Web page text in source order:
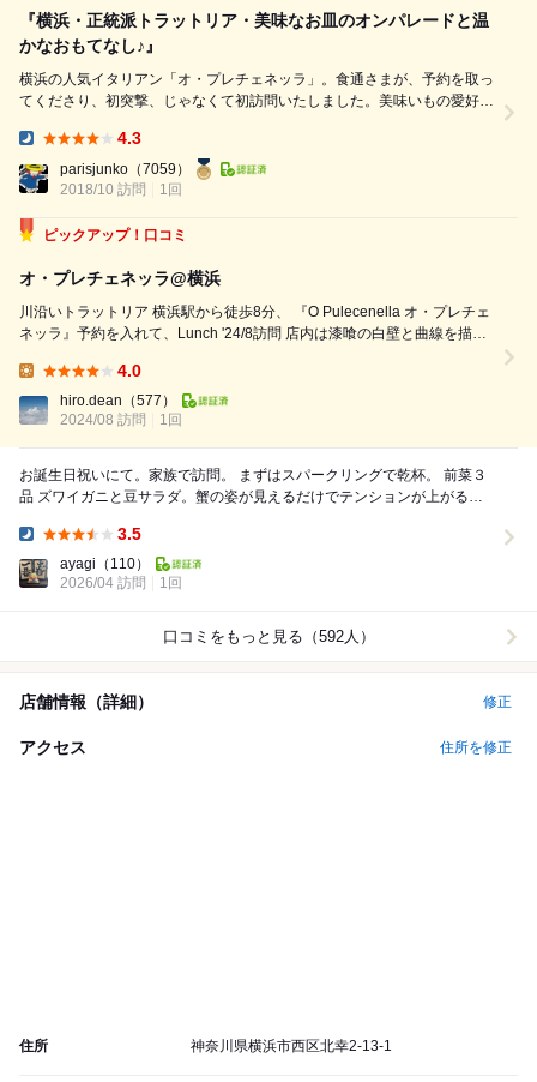
『横浜・正統派トラットリア・美味なお皿のオンパレードと温
かなおもてなし♪』
横浜の人気イタリアン「オ・プレチェネッラ」。食通さまが、予約を取っ
てくださり、初突撃、じゃなくて初訪問いたしました。美味いもの愛好家
服に黒いマスクといういでたち、ベネチアのカーニバルなどで見られる道
化師・“プルチネッラ”さんたちがお迎えしてくださいました。照明もやや
落とし気味にムウデイ。これはとても横浜とは思えない落ち着いた雰...
4.3
parisjunko （7059）
2018/10 訪問
1回
ピックアップ！口コミ
オ・プレチェネッラ@横浜
川沿いトラットリア 横浜駅から徒歩8分、 『O Pulecenella オ・プレチェ
ネッラ』予約を入れて、Lunch '24/8訪問 店内は漆喰の白壁と曲線を描く
¥4950(税込) ビール Moret...
4.0
hiro.dean （577）
2024/08 訪問
1回
お誕生日祝いにて。家族で訪問。 まずはスパークリングで乾杯。 前菜３
品 ズワイガニと豆サラダ。蟹の姿が見えるだけでテンションが上がるな
3.5
ayagi （110）
2026/04 訪問
1回
口コミをもっと見る（592人）
店舗情報（詳細） 修正
アクセス 住所を修正
住所 神奈川県横浜市西区北幸2-13-1